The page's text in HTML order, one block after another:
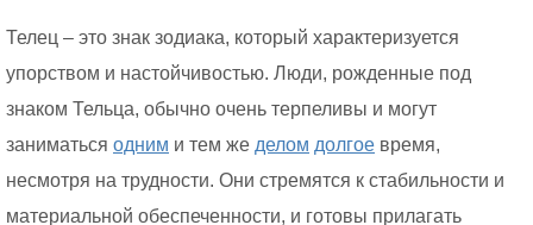
Телец – это знак зодиака, который характеризуется
упорством и настойчивостью. Люди, рожденные под
знаком Тельца, обычно очень терпеливы и могут
заниматься одним и тем же делом долгое время,
несмотря на трудности. Они стремятся к стабильности и
материальной обеспеченности, и готовы прилагать